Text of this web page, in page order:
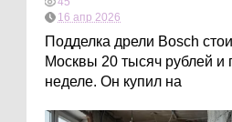
16 апр 2026
Подделка дрели Bosch
Москвы 20 тысяч рублей и
неделе. Он купил на